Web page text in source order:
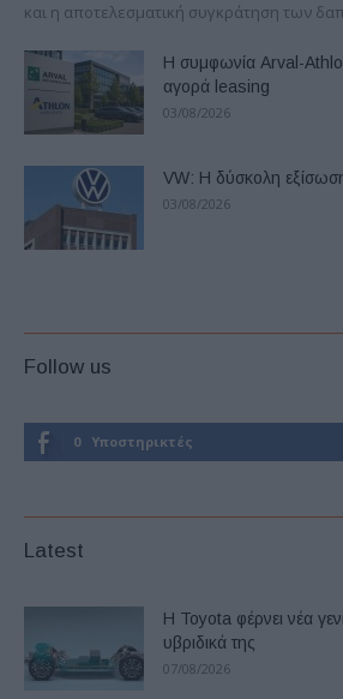
και η αποτελεσματική συγκράτηση των
Η συμφωνία Arval-
αγορά leasing
03/08/2026
VW: Η δύσκολη
03/08/2026
Follow us
0 Υποστηρικτές
Latest
Η Toyota φέρνει νέα
υβριδικά της
07/08/2026